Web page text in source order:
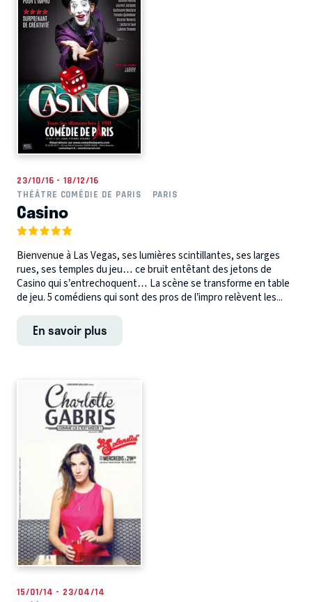
23/10/16 - 18/12/16
THÉÂTRE COMÉDIE DE PARIS
PARIS
Casino
Bienvenue à Las Vegas, ses lumières scintillantes, ses larges
rues, ses temples du jeu… ce bruit entêtant des jetons de
Casino qui s’entrechoquent… La scène se transforme en table
de jeu. 5 comédiens qui sont des pros de l’impro relèvent les...
En savoir plus
15/01/14 - 23/04/14